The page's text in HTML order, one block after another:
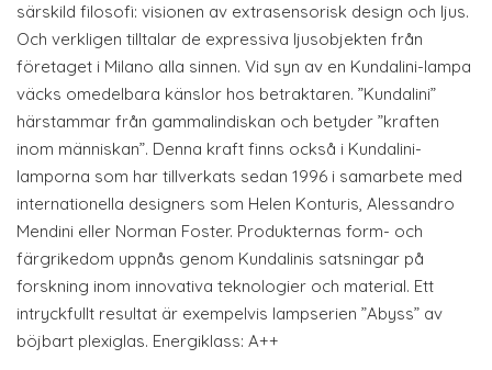
särskild filosofi: visionen av extrasensorisk design och ljus.
Och verkligen tilltalar de expressiva ljusobjekten från
företaget i Milano alla sinnen. Vid syn av en Kundalini-lampa
väcks omedelbara känslor hos betraktaren. ”Kundalini”
härstammar från gammalindiskan och betyder ”kraften
inom människan”. Denna kraft finns också i Kundalini-
lamporna som har tillverkats sedan 1996 i samarbete med
internationella designers som Helen Konturis, Alessandro
Mendini eller Norman Foster. Produkternas form- och
färgrikedom uppnås genom Kundalinis satsningar på
forskning inom innovativa teknologier och material. Ett
intryckfullt resultat är exempelvis lampserien ”Abyss” av
böjbart plexiglas. Energiklass: A++